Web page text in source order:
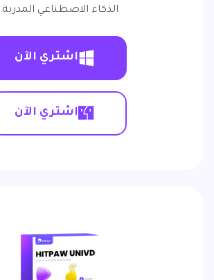
الذكاء الاصطناعي المدربة.
اشتري الآن
اشتري الآن